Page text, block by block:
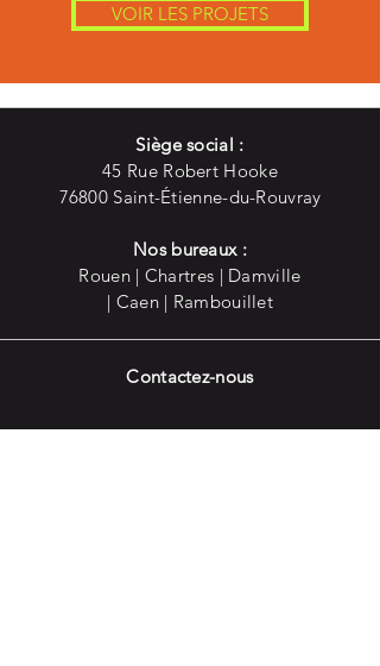
VOIR LES PROJETS
Siège social :
45 Rue Robert Hooke
76800 Saint-Étienne-du-Rouvray
Nos bureaux :
Rouen | Chartres | Damville
| Caen | Rambouillet
Contactez-nous